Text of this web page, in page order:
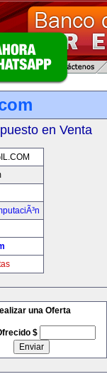
en Venta
una Oferta
$